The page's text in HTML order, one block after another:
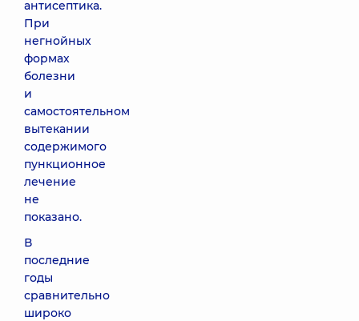
антисептика.
При
негнойных
формах
болезни
и
самостоятельном
вытекании
содержимого
пункционное
лечение
не
показано.
В
последние
годы
сравнительно
широко